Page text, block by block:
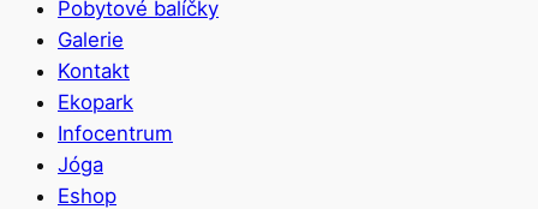
Pobytové balíčky
Galerie
Kontakt
Ekopark
Infocentrum
Jóga
Eshop